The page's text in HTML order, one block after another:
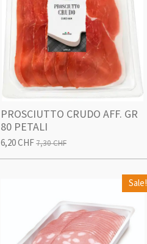
PROSCIUTTO CRUDO AFF. GR
80 PETALI
6,20 CHF7,30 CHF
Sale!